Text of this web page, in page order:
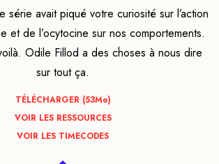
série avait piqué votre curiosité sur l’action
et de l’ocytocine sur nos comportements.
Odile Fillod a des choses à nous dire
sur tout ça.
TÉLÉCHARGER (53Mo)
VOIR LES RESSOURCES
VOIR LES TIMECODES